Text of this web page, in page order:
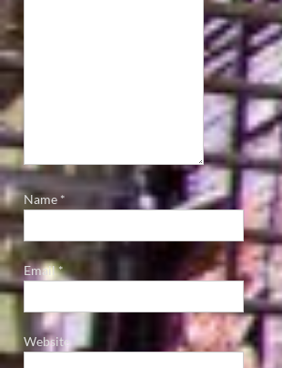
Name*
Email*
Website